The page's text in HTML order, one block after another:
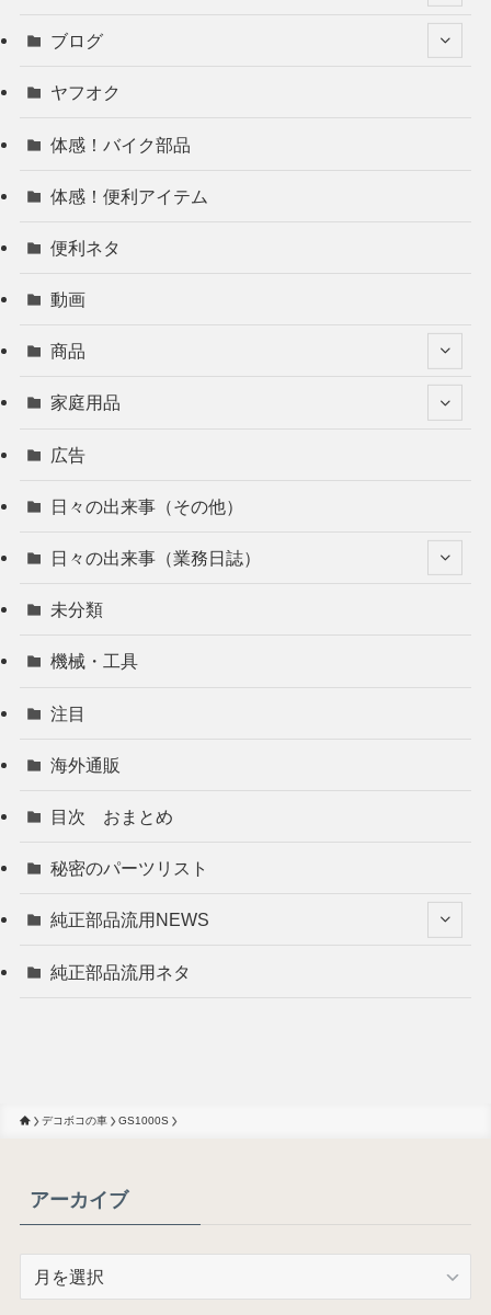
ブログ
ヤフオク
体感！バイク部品
体感！便利アイテム
便利ネタ
動画
商品
家庭用品
広告
日々の出来事（その他）
日々の出来事（業務日誌）
未分類
機械・工具
注目
海外通販
目次 おまとめ
秘密のパーツリスト
純正部品流用NEWS
純正部品流用ネタ
デコボコの車 GS1000S
アーカイブ